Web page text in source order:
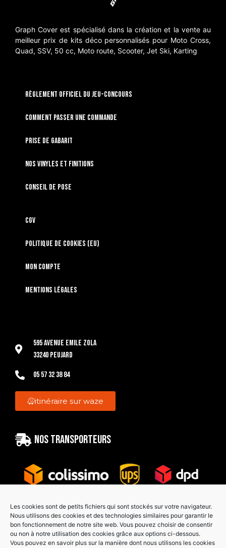
Les cookies sont de petits fichiers qui sont stockés sur votre navigateur.
Nous utilisons des cookies et des technologies similaires pour garantir le
bon fonctionnement de notre site web. Vous pouvez choisir de consentir
ou non à notre utilisation des cookies grâce aux options ci-dessous.
Vous pouvez en savoir plus sur la manière dont nous utilisons les cookies
Graph Cover est spécialisé dans la création et la vente au
meilleur prix de kits déco personnalisés pour Moto Cross,
Quad, SSV, 50 cc, Moto route, Scooter, Jet Ski, Karting
RÈGLEMENT OFFICIEL DU JEU-CONCOURS
Comment passer une commande
Prise de gabarit
Nos vinyles et finitions
Conseil de pose
CGV
Politique de cookies (EU)
Mon compte
Mentions légales
595 Avenue Emile Zola
33240 Peujard
05 57 32 38 84
itinéraire sur waze
Nos transporteurs
Paiement sécurisé